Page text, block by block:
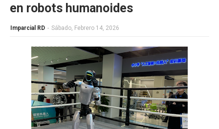
en robots humanoides
Imparcial RD - Sábado, Febrero 14, 2026